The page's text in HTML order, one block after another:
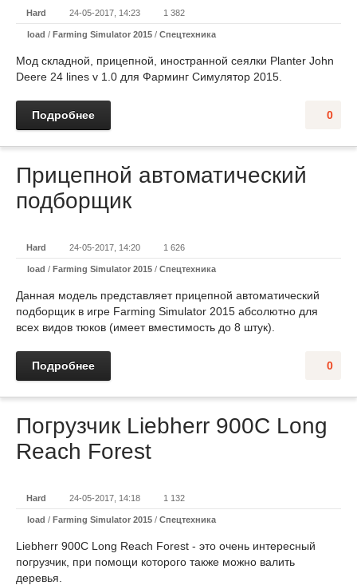
Hard 24-05-2017, 14:23 1 382
load / Farming Simulator 2015 / Спецтехника
Мод складной, прицепной, иностранной сеялки Planter John
Deere 24 lines v 1.0 для Фарминг Симулятор 2015.
0
Подробнее
Прицепной автоматический
подборщик
Hard 24-05-2017, 14:20 1 626
load / Farming Simulator 2015 / Спецтехника
Данная модель представляет прицепной автоматический
подборщик в игре Farming Simulator 2015 абсолютно для
всех видов тюков (имеет вместимость до 8 штук).
0
Подробнее
Погрузчик Liebherr 900C Long
Reach Forest
Hard 24-05-2017, 14:18 1 132
load / Farming Simulator 2015 / Спецтехника
Liebherr 900C Long Reach Forest - это очень интересный
погрузчик, при помощи которого также можно валить
деревья.